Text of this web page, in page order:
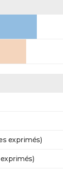
exprimés)